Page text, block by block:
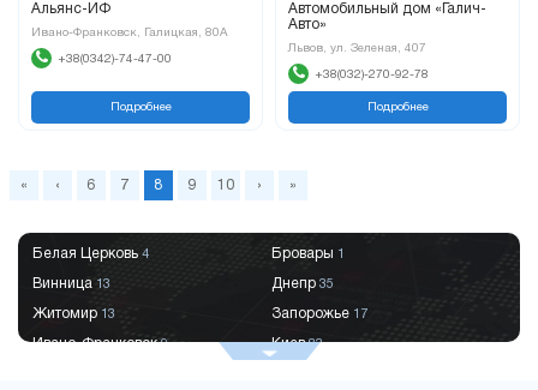
Альянс-ИФ
Ивано-Франковск, Галицкая, 80А
+38(0342)-74-47-00
Подробнее
Автомобильный дом «Галич-
Авто»
Львов, ул. Зеленая, 407
+38(032)-270-92-78
Подробнее
« ‹ 6 7 8 9 10 › »
Белая Церковь 4 Бровары 1
Винница 13 Днепр 35
Житомир 13 Запорожье 17
Ивано-Франковск9 Киев83